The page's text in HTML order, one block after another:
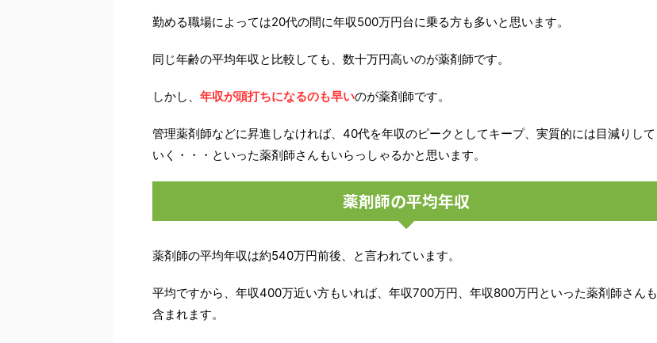
勤める職場によっては20代の間に年収500万円台に乗る方も多いと思います。
同じ年齢の平均年収と比較しても、数十万円高いのが薬剤師です。
しかし、 年収が頭打ちになるのも早いのが薬剤師です。
管理薬剤師などに昇進しなければ、40代を年収のピークとしてキープ、実質的には目減りして
いく・・・といった薬剤師さんもいらっしゃるかと思います。
薬剤師の平均年収
薬剤師の平均年収は約540万円前後、と言われています。
平均ですから、年収400万近い方もいれば、年収700万円、年収800万円といった薬剤師さんも
含まれます。